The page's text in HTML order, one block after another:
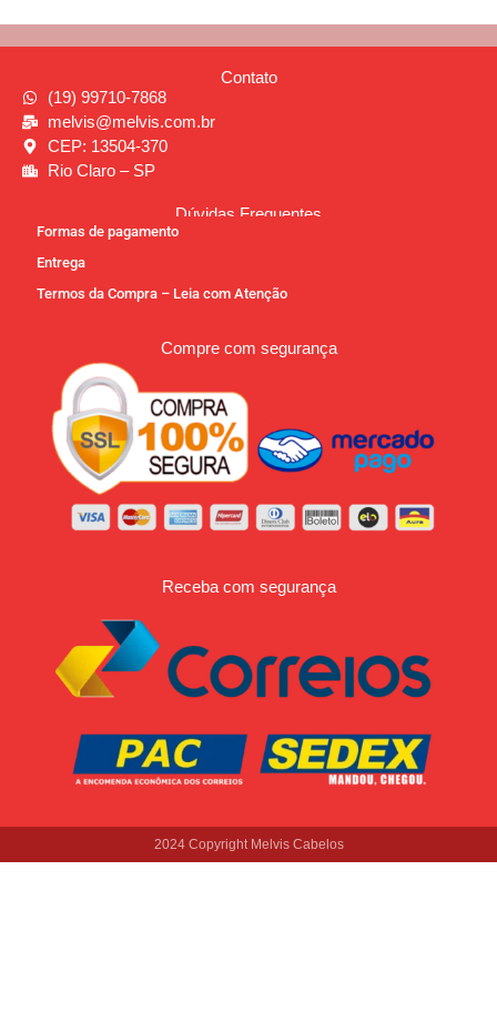
Contato
(19) 99710-7868
melvis@melvis.com.br
CEP: 13504-370
Rio Claro – SP
Dúvidas Frequentes
Formas de pagamento
Entrega
Termos da Compra – Leia com Atenção
Compre com segurança
Receba com segurança
2024 Copyright Melvis Cabelos